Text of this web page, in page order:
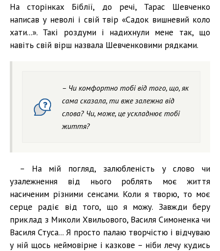
На сторінках Біблії, до речі, Тарас Шевченко
написав у неволі і свій твір «Садок вишневий коло
хати...». Такі роздуми і надихнули мене так, що
навіть свій вірш назвала Шевченковими рядками.
– Чи комфортно тобі від того, що, як
сама сказала, ти вже залежна від
слова? Чи, може, це ускладнює тобі
життя?
– На мій погляд, залюбленість у слово чи
узалежнення від нього роблять моє життя
насиченим різними сенсами. Коли я творю, то моє
серце радіє від того, що я можу. Завжди беру
приклад з Миколи Хвильового, Василя Симоненка чи
Василя Стуса... Я просто палаю творчістю і відчуваю
у ній щось неймовірне і казкове – ніби лечу кудись